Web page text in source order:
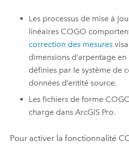
Les processus de mise à
linéaires COGO
correction des mesures
dimensions d’arpentage
définies par le système de
données d’entité source.
Les fichiers de forme
charge dansArcGIS Pro.
Pour activer la fonctionnalité